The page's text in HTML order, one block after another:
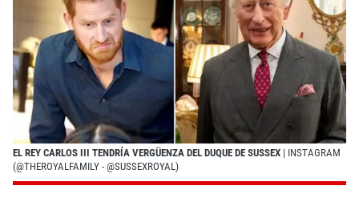
EL REY CARLOS III TENDRÍA VERGÜENZA DEL DUQUE DE SUSSEX | INSTAGRAM
(@THEROYALFAMILY - @SUSSEXROYAL)